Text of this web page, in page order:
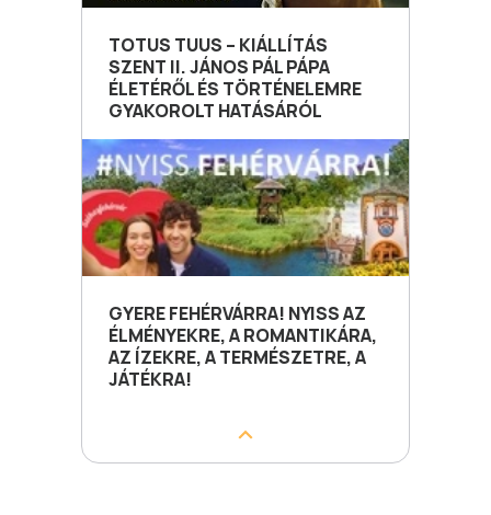
TOTUS TUUS – KIÁLLÍTÁS
SZENT II. JÁNOS PÁL PÁPA
ÉLETÉRŐL ÉS TÖRTÉNELEMRE
GYAKOROLT HATÁSÁRÓL
GYERE FEHÉRVÁRRA! NYISS AZ
ÉLMÉNYEKRE, A ROMANTIKÁRA,
AZ ÍZEKRE, A TERMÉSZETRE, A
JÁTÉKRA!